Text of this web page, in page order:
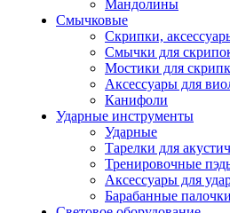
Мандолины
Смычковые
Скрипки,
Смычки для
Мостики для
Аксессуары для
Канифоли
Ударные инструменты
Ударные
Тарелки для
Тренировочные
Аксессуары для
Барабанные